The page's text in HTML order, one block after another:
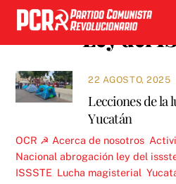
Skip
content
Ley del
22 AGOSTO, 2025
Lecciones de la
Yucatán
OCR ☭ Acerca de nosotros
Nacional abrogación ley del
ISSSTE Lucha magisterial ,